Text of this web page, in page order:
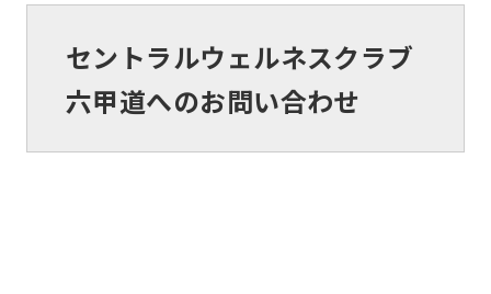
セントラルウェルネスクラブ
六甲道へのお問い合わせ